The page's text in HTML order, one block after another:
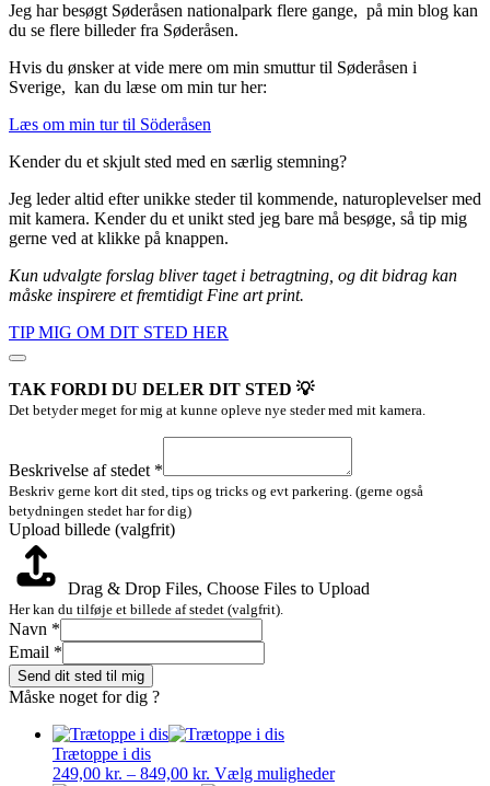
Jeg har besøgt Søderåsen nationalpark flere gange, på min blog kan
du se flere billeder fra Søderåsen.
Hvis du ønsker at vide mere om min smuttur til Søderåsen i
Sverige, kan du læse om min tur her:
Læs om min tur til Söderåsen
Kender du et skjult sted med en særlig stemning?
Jeg leder altid efter unikke steder til kommende, naturoplevelser med
mit kamera. Kender du et unikt sted jeg bare må besøge, så tip mig
gerne ved at klikke på knappen.
Kun udvalgte forslag bliver taget i betragtning, og dit bidrag kan
måske inspirere et fremtidigt Fine art print.
TIP MIG OM DIT STED HER
TAK FORDI DU DELER DIT STED 💡
Det betyder meget for mig at kunne opleve nye steder med mit kamera.
af
stedet
Beskrivelse af stedet *
Beskriv gerne kort dit sted, tips og tricks og evt parkering. (gerne også
betydningen stedet har for dig)
Upload billede (valgfrit)
Drag & Drop Files, Choose Files to Upload
Her kan du tilføje et billede af stedet (valgfrit).
Navn *
Email *
Send dit sted til mig
Måske noget for dig ?
Trætoppe i dis
249,00 kr. – 849,00 kr. Prisinterval:
Vælg mulighederDette